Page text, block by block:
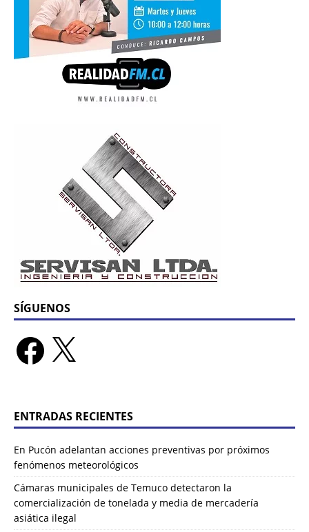
SÍGUENOS
ENTRADAS RECIENTES
En Pucón adelantan acciones preventivas por próximos
fenómenos meteorológicos
Cámaras municipales de Temuco detectaron la
comercialización de tonelada y media de mercadería
asiática ilegal